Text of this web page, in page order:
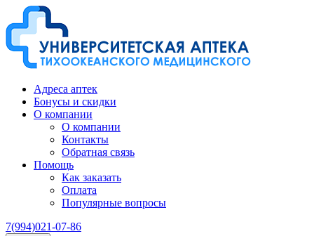
Адреса аптек
Бонусы и скидки
О компании
О компании
Контакты
Обратная связь
Помощь
Как заказать
Оплата
Популярные вопросы
7(994)021-07-86